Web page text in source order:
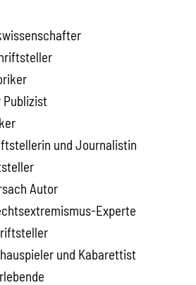
Publizist
und Journalistin
Autor
Experte
und Kabarettist